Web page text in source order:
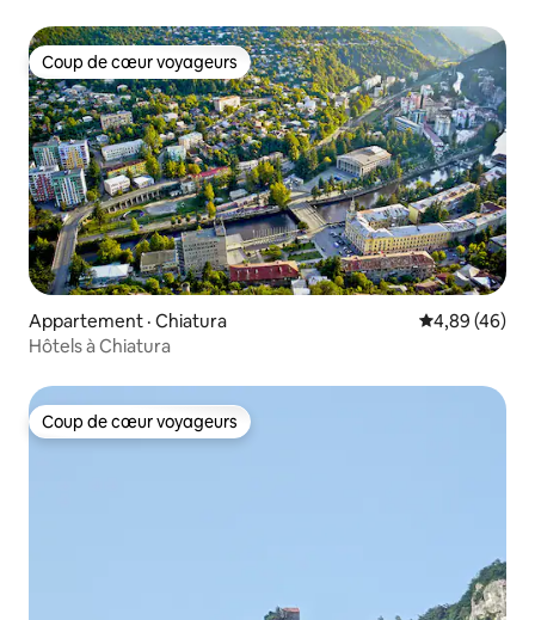
Coup de cœur voyageurs
Coup de cœur voyageurs
Appartement · Chiatura Note
4,89 (46)
Hôtels à Chiatura
Coup de cœur voyageurs
Coup de cœur voyageurs